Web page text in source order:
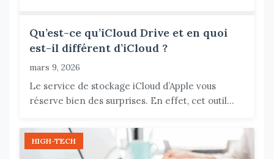
Qu’est-ce qu’iCloud Drive et en quoi
est-il différent d’iCloud ?
mars 9, 2026
Le service de stockage iCloud d’Apple vous
réserve bien des surprises. En effet, cet outil...
HIGH-TECH